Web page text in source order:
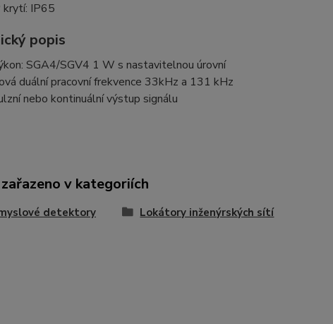
krytí: IP65
popis
SGA4/SGV4 1 W s nastavitelnou úrovní
duální pracovní frekvence 33kHz a 131 kHz
nebo kontinuální výstup signálu
v kategoriích
detektory Lokátory inženýrských sítí